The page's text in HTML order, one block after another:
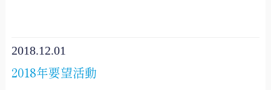
2018.12.01
2018年要望活動